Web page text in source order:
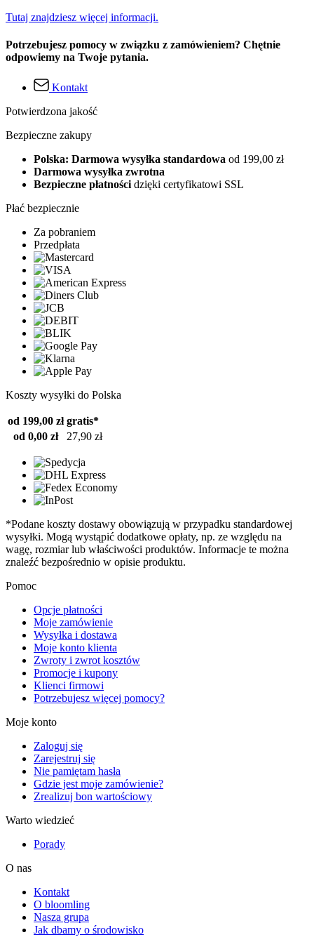
Tutaj znajdziesz więcej informacji.
Potrzebujesz pomocy w związku z zamówieniem? Chętnie
odpowiemy na Twoje pytania.
Kontakt
Potwierdzona jakość
Bezpieczne zakupy
Polska: Darmowa wysyłka standardowa od 199,00 zł
Darmowa wysyłka zwrotna
Bezpieczne płatności dzięki certyfikatowi SSL
Płać bezpiecznie
Za pobraniem
Przedpłata
Koszty wysyłki do Polska
od 199,00 zł gratis*
od 0,00 zł
27,90 zł
*Podane koszty dostawy obowiązują w przypadku standardowej
wysyłki. Mogą wystąpić dodatkowe opłaty, np. ze względu na
wagę, rozmiar lub właściwości produktów. Informacje te można
znaleźć bezpośrednio w opisie produktu.
Pomoc
Opcje płatności
Moje zamówienie
Wysyłka i dostawa
Moje konto klienta
Zwroty i zwrot kosztów
Promocje i kupony
Klienci firmowi
Potrzebujesz więcej pomocy?
Moje konto
Zaloguj się
Zarejestruj się
Nie pamiętam hasła
Gdzie jest moje zamówienie?
Zrealizuj bon wartościowy
Warto wiedzieć
Porady
O nas
Kontakt
O bloomling
Nasza grupa
Jak dbamy o środowisko